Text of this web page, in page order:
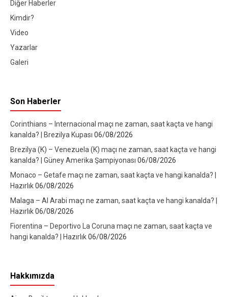
Diğer Haberler
Kimdir?
Video
Yazarlar
Galeri
Son Haberler
Corinthians – Internacional maçı ne zaman, saat kaçta ve hangi
kanalda? | Brezilya Kupası 06/08/2026
Brezilya (K) – Venezuela (K) maçı ne zaman, saat kaçta ve hangi
kanalda? | Güney Amerika Şampiyonası 06/08/2026
Monaco – Getafe maçı ne zaman, saat kaçta ve hangi kanalda? |
Hazırlık06/08/2026
Malaga – Al Arabi maçı ne zaman, saat kaçta ve hangi kanalda? |
Hazırlık06/08/2026
Fiorentina – Deportivo La Coruna maçı ne zaman, saat kaçta ve
hangi kanalda? | Hazırlık06/08/2026
Hakkımızda